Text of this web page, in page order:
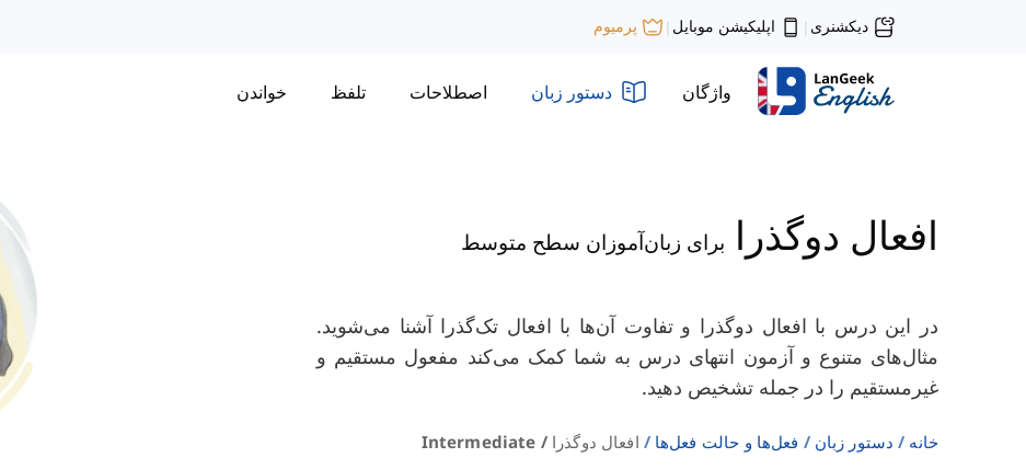
دیکشنری | اپلیکیشن موبایل | پرمیوم
واژگان دستور زبان اصطلاحات تلفظ خواندن
افعال دوگذرا برای زبان‌آموزان سطح متوسط
در این درس با افعال دوگذرا و تفاوت آن‌ها با افعال تک‌گذرا آشنا می‌شوید.
مثال‌های متنوع و آزمون انتهای درس به شما کمک می‌کند مفعول مستقیم و
غیرمستقیم را در جمله تشخیص دهید.
خانه دستور زبان فعل‌ها و حالت فعل‌‌ها افعال دوگذرا / Intermediate